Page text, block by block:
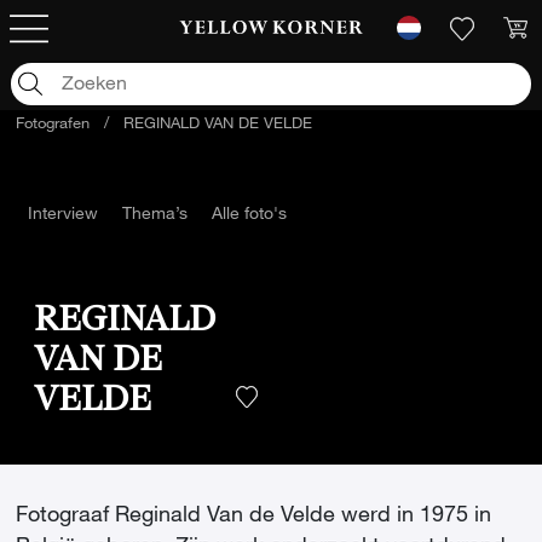
Fotografen / REGINALD VAN DE VELDE
Interview Thema’s Alle foto's
REGINALD
VAN DE
VELDE
Fotograaf Reginald Van de Velde werd in 1975 in